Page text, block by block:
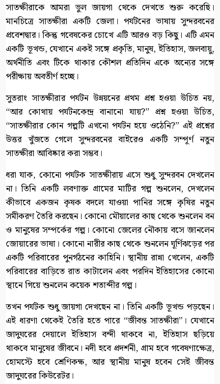
সাতক্ষীরাকে আমরা ভুল জায়গা থেকে দেখতে শুরু করেছি।
মানচিত্রে সাতক্ষীরা একটি জেলা। পর্যটনের ভাষায় সুন্দরবনের
প্রবেশদ্বার। কিন্তু গবেষকের চোখে এটি আরও বড় কিছু। এটি এমন
একটি ভূখন্ড, যেখানে একই সঙ্গে প্রকৃতি, মানুষ, ইতিহাস, জলবায়ু,
অর্থনীতি এবং টিকে থাকার কৌশল প্রতিদিন একে অন্যের সঙ্গে
পরীক্ষায় অবতীর্ণ হচ্ছে।
সুতরাং সাতক্ষীরার পর্যটন উন্নয়নের প্রথম প্রশ্ন হওয়া উচিত নয়,
“আর কোথায় পর্যটনকেন্দ্র বানানো যায়?” প্রশ্ন হওয়া উচিত,
“সাতক্ষীরার কোন গল্পটি এখনো পর্যটন হয়ে ওঠেনি?” এই প্রশ্নের
উত্তর খুঁজতে গেলে সুন্দরবনের বাইরেও একটি সম্পূর্ণ নতুন
সাতক্ষীরা আবিষ্কার করা সম্ভব।
ধরা যাক, কোনো পর্যটক সাতক্ষীরায় এসে শুধু সুন্দরবন দেখলেন
না। তিনি একটি লবণাক্ত গ্রামের মাটির গল্প শুনলেন, দেখলেন
কীভাবে একজন কৃষক বদলে যাওয়া পানির সঙ্গে কৃষির নতুন
সমীকরণ তৈরি করছেন। কোনো মৌয়ালের কাছ থেকে শুনলেন বন
ও মানুষের সম্পর্কের গল্প। কোনো জেলের নৌকায় বসে জানলেন
জোয়ারের ভাষা। কোনো নারীর কাছ থেকে শুনলেন ঘূর্ণিঝড়ের পর
একটি পরিবারের পুনর্গঠনের কাহিনি। স্থানীয় রান্না খেলেন, একটি
পরিবারের বাড়িতে রাত কাটালেন এবং পরদিন ইতিহাসের কোনো
স্থানে গিয়ে শুনলেন কয়েক শতাব্দীর গল্প।
তখন পর্যটক শুধু জায়গা দেখছেন না। তিনি একটি ভূখন্ড পড়ছেন।
এই ধারণা থেকেই তৈরি হতে পারে “জীবন্ত সাতক্ষীরা”। যেখানে
জাদুঘরের দেয়ালে ইতিহাস বন্দী থাকবে না, ইতিহাস ছড়িয়ে
থাকবে মানুষের জীবনে। নদী হবে প্রদর্শনী, গ্রাম হবে গবেষণাক্ষেত্র,
হোমস্টে হবে শ্রেণিকক্ষ, আর স্থানীয় মানুষ হবেন সেই জীবন্ত
জাদুঘরের কিউরেটর।